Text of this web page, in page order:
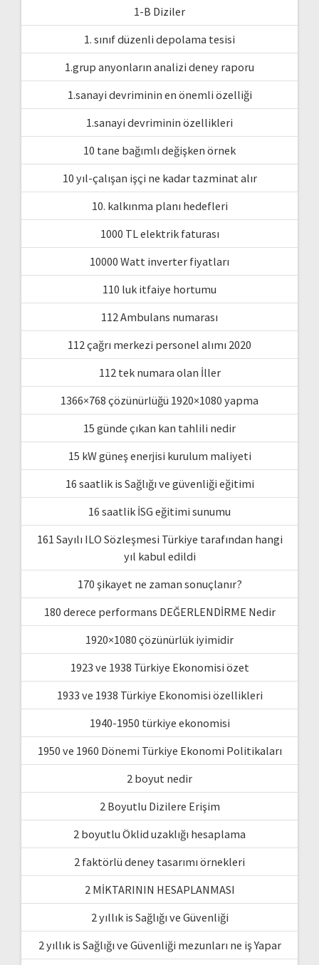
1-B Diziler
1. sınıf düzenli depolama tesisi
1.grup anyonların analizi deney raporu
1.sanayi devriminin en önemli özelliği
1.sanayi devriminin özellikleri
10 tane bağımlı değişken örnek
10 yıl-çalışan işçi ne kadar tazminat alır
10. kalkınma planı hedefleri
1000 TL elektrik faturası
10000 Watt inverter fiyatları
110 luk itfaiye hortumu
112 Ambulans numarası
112 çağrı merkezi personel alımı 2020
112 tek numara olan İller
1366×768 çözünürlüğü 1920×1080 yapma
15 günde çıkan kan tahlili nedir
15 kW güneş enerjisi kurulum maliyeti
16 saatlik is Sağlığı ve güvenliği eğitimi
16 saatlik İSG eğitimi sunumu
161 Sayılı ILO Sözleşmesi Türkiye tarafından hangi
yıl kabul edildi
170 şikayet ne zaman sonuçlanır?
180 derece performans DEĞERLENDİRME Nedir
1920×1080 çözünürlük iyimidir
1923 ve 1938 Türkiye Ekonomisi özet
1933 ve 1938 Türkiye Ekonomisi özellikleri
1940-1950 türkiye ekonomisi
1950 ve 1960 Dönemi Türkiye Ekonomi Politikaları
2 boyut nedir
2 Boyutlu Dizilere Erişim
2 boyutlu Öklid uzaklığı hesaplama
2 faktörlü deney tasarımı örnekleri
2 MİKTARININ HESAPLANMASI
2 yıllık is Sağlığı ve Güvenliği
2 yıllık is Sağlığı ve Güvenliği mezunları ne iş Yapar